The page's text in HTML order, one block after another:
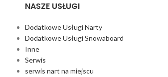
NASZE USŁUGI
Dodatkowe Usługi Narty
Dodatkowe Usługi Snowaboard
Inne
Serwis
serwis nart na miejscu